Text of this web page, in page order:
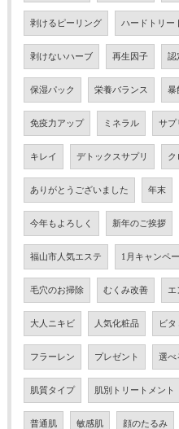
剥けるピーリング ハードトリー
剥けないハーブ 再生因子 認
保湿パック 栄養バランス 暴
免疫力アップ ミネラル サプ
キレイ デトックスサプリ ク
ありがとうございました 年末
今年もよろしく 新年のご挨拶
福山市人気エステ 1月キャンペ
毛穴のお掃除 むくみ改善 エ
大人ニキビ 人気化粧品 ビタ
フラーレン プレゼント 選べ
肌質タイプ 肌別トリートメント
普通肌 敏感肌 顔のたるみ